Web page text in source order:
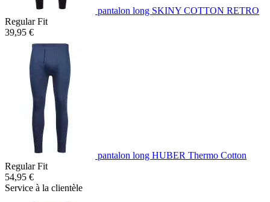
pantalon long SKINY COTTON RETRO
Regular Fit
39,95 €
pantalon long HUBER Thermo Cotton
Regular Fit
54,95 €
Service à la clientèle